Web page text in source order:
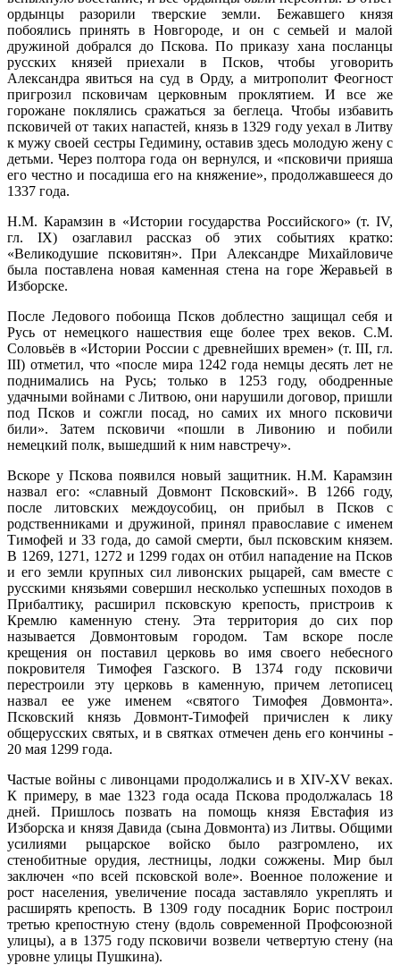
ордынцы разорили тверские земли. Бежавшего князя
побоялись принять в Новгороде, и он с семьей и малой
дружиной добрался до Пскова. По приказу хана посланцы
русских князей приехали в Псков, чтобы уговорить
Александра явиться на суд в Орду, а митрополит Феогност
пригрозил псковичам церковным проклятием. И все же
горожане поклялись сражаться за беглеца. Чтобы избавить
псковичей от таких напастей, князь в 1329 году уехал в Литву
к мужу своей сестры Гедимину, оставив здесь молодую жену с
детьми. Через полтора года он вернулся, и «псковичи прияша
его честно и посадиша его на княжение», продолжавшееся до
1337 года.
Н.М. Карамзин в «Истории государства Российского» (т. IV,
гл. IХ) озаглавил рассказ об этих событиях кратко:
«Великодушие псковитян». При Александре Михайловиче
была поставлена новая каменная стена на горе Жеравьей в
Изборске.
После Ледового побоища Псков доблестно защищал себя и
Русь от немецкого нашествия еще более трех веков. С.М.
Соловьёв в «Истории России с древнейших времен» (т. III, гл.
III) отметил, что «после мира 1242 года немцы десять лет не
поднимались на Русь; только в 1253 году, ободренные
удачными войнами с Литвою, они нарушили договор, пришли
под Псков и сожгли посад, но самих их много псковичи
били». Затем псковичи «пошли в Ливонию и побили
немецкий полк, вышедший к ним навстречу».
Вскоре у Пскова появился новый защитник. Н.М. Карамзин
назвал его: «славный Довмонт Псковский». В 1266 году,
после литовских междоусобиц, он прибыл в Псков с
родственниками и дружиной, принял православие с именем
Тимофей и 33 года, до самой смерти, был псковским князем.
В 1269, 1271, 1272 и 1299 годах он отбил нападение на Псков
и его земли крупных сил ливонских рыцарей, сам вместе с
русскими князьями совершил несколько успешных походов в
Прибалтику, расширил псковскую крепость, пристроив к
Кремлю каменную стену. Эта территория до сих пор
называется Довмонтовым городом. Там вскоре после
крещения он поставил церковь во имя своего небесного
покровителя Тимофея Газского. В 1374 году псковичи
перестроили эту церковь в каменную, причем летописец
назвал ее уже именем «святого Тимофея Довмонта».
Псковский князь Довмонт-Тимофей причислен к лику
общерусских святых, и в святках отмечен день его кончины -
20 мая 1299 года.
Частые войны с ливонцами продолжались и в ХIV-ХV веках.
К примеру, в мае 1323 года осада Пскова продолжалась 18
дней. Пришлось позвать на помощь князя Евстафия из
Изборска и князя Давида (сына Довмонта) из Литвы. Общими
усилиями рыцарское войско было разгромлено, их
стенобитные орудия, лестницы, лодки сожжены. Мир был
заключен «по всей псковской воле». Военное положение и
рост населения, увеличение посада заставляло укреплять и
расширять крепость. В 1309 году посадник Борис построил
третью крепостную стену (вдоль современной Профсоюзной
улицы), а в 1375 году псковичи возвели четвертую стену (на
уровне улицы Пушкина).